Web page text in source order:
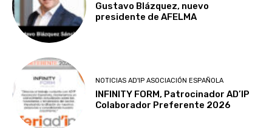
Gustavo Blázquez, nuevo
presidente de AFELMA
NOTICIAS AD'IP ASOCIACIÓN ESPAÑOLA
INFINITY FORM, Patrocinador AD’IP
Colaborador Preferente 2026